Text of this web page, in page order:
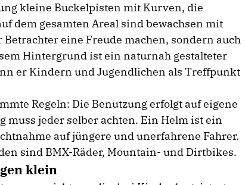
kleine Buckelpisten mit Kurven, die
dem gesamten Areal sind bewachsen mit
eine Freude machen, sondern auch
Hintergrund ist ein naturnah gestalteter
er Kindern und Jugendlichen als Treffpunkt
Regeln: Die Benutzung erfolgt auf eigene
muss jeder selber achten. Ein Helm ist ein
auf jüngere und unerfahrene Fahrer.
sind BMX-Räder, Mountain- und Dirtbikes.
klein